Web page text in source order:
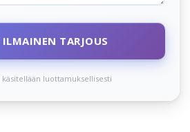
TARJOUS
luottamuksellisesti